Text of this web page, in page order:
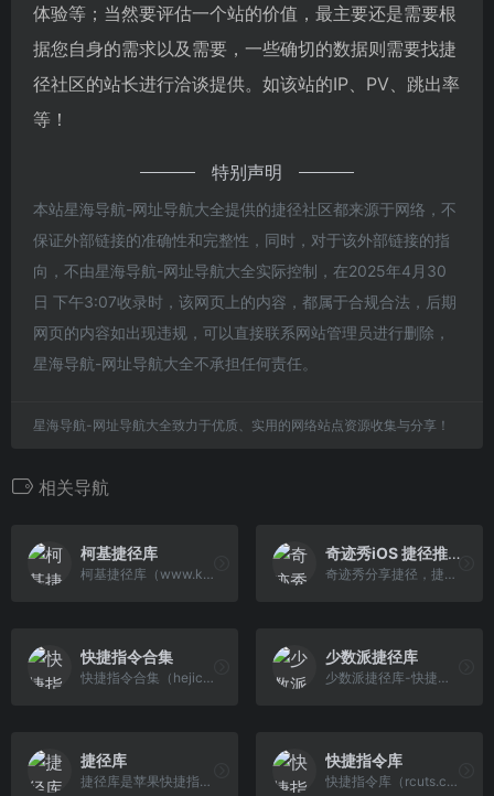
体验等；当然要评估一个站的价值，最主要还是需要根
据您自身的需求以及需要，一些确切的数据则需要找捷
径社区的站长进行洽谈提供。如该站的IP、PV、跳出率
等！
特别声明
本站星海导航-网址导航大全提供的捷径社区都来源于网络，不
保证外部链接的准确性和完整性，同时，对于该外部链接的指
向，不由星海导航-网址导航大全实际控制，在2025年4月30
日 下午3:07收录时，该网页上的内容，都属于合规合法，后期
网页的内容如出现违规，可以直接联系网站管理员进行删除，
星海导航-网址导航大全不承担任何责任。
星海导航-网址导航大全致力于优质、实用的网络站点资源收集与分享！
相关导航
柯基捷径库
柯基捷径库（www.kejicut.com）专注分享苹果iOS快捷指令与教程,提供高质量iOS捷径,快捷指令原名workflow又名捷径,苹果生态iPhone/iPad/Mac中的一款效率软件。
奇迹秀iOS 捷径推荐
奇迹秀分享捷径，捷径的前身就是 Workflow，是一个由前越狱工作者 Ari Weinstein 的团队创作的神级自动化流程应用，奇迹秀，
快捷指令合集
快捷指令合集（hejicut.com）专注分享iOS快捷指令规则。
少数派捷径库
少数派捷径库-快捷指令是Apple官方出品的iPhone内置效率应用，通过快捷指令可以快捷高效的完成多项任务。捷径库精选了一系列富有创意且实用的快捷指令，探索捷径库可获取快捷指令 的最新功能和构建方式。
捷径库
捷径库是苹果快捷指令规则的分享网站。快捷指令是Apple官方出品的iPhone内置效率应用，通过快捷指令可以快捷高效的完成多项任务。捷径库精选了一系列富有创意且实用的快捷指令，探索捷径库可获取快捷指令的最新功能和构建方式。在捷径库中轻点「获取捷径」即可将快捷指令添加到iOS设备中使用。
快捷指令库
快捷指令库（rcuts.com）专注分享苹果手机iOS快捷指令大全，提供实用的iPhone快捷指令下载与教程，快捷指令又名iOS捷径，是苹果为iPhone及iPad推出的一款效率工具。